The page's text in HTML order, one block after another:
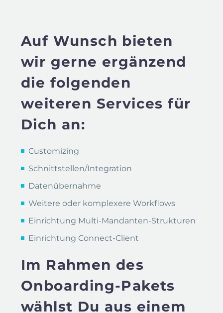
Auf Wunsch bieten
wir gerne ergänzend
die folgenden
weiteren Services für
Dich an:
Customizing
Schnittstellen/Integration
Datenübernahme
Weitere oder komplexere Workflows
Einrichtung Multi-Mandanten-Strukturen
Einrichtung Connect-Client
Im Rahmen des
Onboarding-Pakets
wählst Du aus einem